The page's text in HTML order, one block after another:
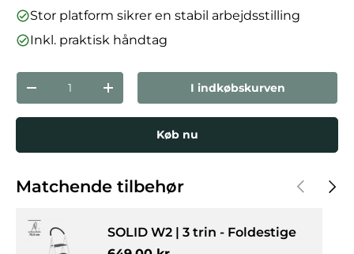
Stor platform sikrer en stabil arbejdsstilling
Inkl. praktisk håndtag
Antal
Reducer mængdenForøg mængdenI indkøbskurven
Køb nu
Matchende tilbehør Forrige
SOLID W2 | 3 trin - Foldestige